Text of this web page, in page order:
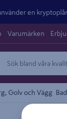
en
Varumärken
Golv och Vägg